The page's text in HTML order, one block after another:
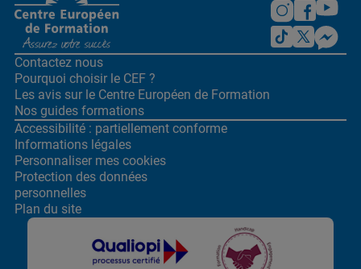
Contactez nous
Pourquoi choisir le CEF ?
Les avis sur le Centre Européen de Formation
Nos guides formations
Accessibilité : partiellement conforme
Informations légales
Personnaliser mes cookies
Protection des données
personnelles
Plan du site